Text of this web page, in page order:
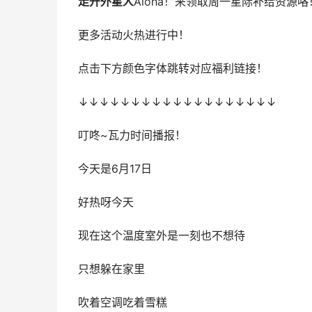
更多活动火热进行中！
点击下方颜色字体跳转对应福利链接！
↓↓↓↓↓↓↓↓↓↓↓↓↓↓↓↓↓↓↓
叮咚~瓦力时间播报！
今天是6月17日
好热呀今天
现在这个温度室外是一刻也不想待
只想躲在家里
吹着空调吃着雪糕